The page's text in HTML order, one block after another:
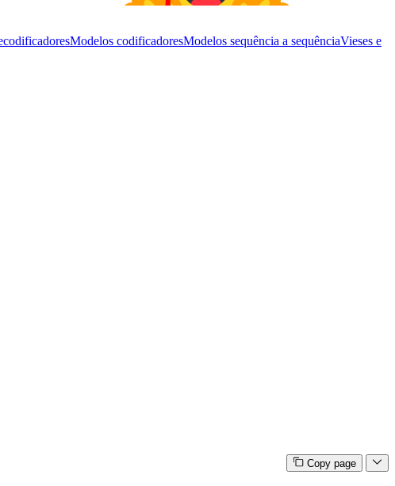
Modelos codificadoresModelos sequência a sequênciaVieses e
Copy page